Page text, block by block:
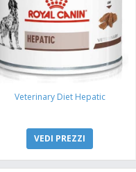
Veterinary Diet Hepatic
VEDI PREZZI